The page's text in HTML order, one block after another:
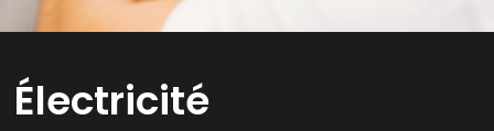
Électricité